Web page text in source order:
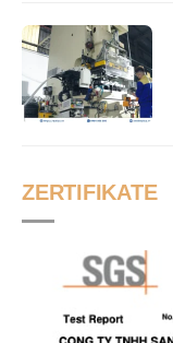
ZERTIFIKATE